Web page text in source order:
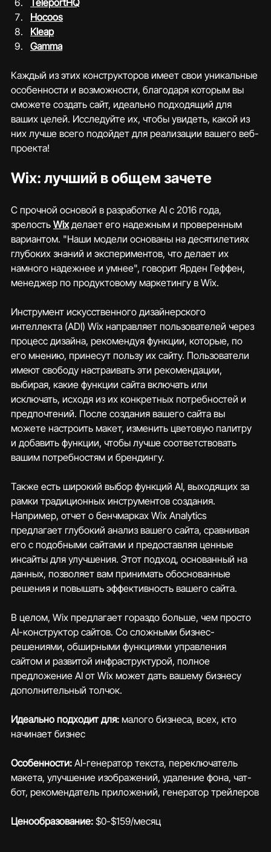
Hocoos
Kleap
Gamma
Каждый из этих конструкторов имеет свои уникальные
особенности и возможности, благодаря которым вы
сможете создать сайт, идеально подходящий для
ваших целей. Исследуйте их, чтобы увидеть, какой из
них лучше всего подойдет для реализации вашего веб-
проекта!
Wix: лучший в общем зачете
С прочной основой в разработке AI с 2016 года,
зрелость Wix делает его надежным и проверенным
вариантом. "Наши модели основаны на десятилетиях
глубоких знаний и экспериментов, что делает их
намного надежнее и умнее", говорит Ярден Геффен,
менеджер по продуктовому маркетингу в Wix.
Инструмент искусственного дизайнерского
интеллекта (ADI) Wix направляет пользователей через
процесс дизайна, рекомендуя функции, которые, по
его мнению, принесут пользу их сайту. Пользователи
имеют свободу настраивать эти рекомендации,
выбирая, какие функции сайта включать или
исключать, исходя из их конкретных потребностей и
предпочтений. После создания вашего сайта вы
можете настроить макет, изменить цветовую палитру
и добавить функции, чтобы лучше соответствовать
вашим потребностям и брендингу.
Также есть широкий выбор функций AI, выходящих за
рамки традиционных инструментов создания.
Например, отчет о бенчмарках Wix Analytics
предлагает глубокий анализ вашего сайта, сравнивая
его с подобными сайтами и предоставляя ценные
инсайты для улучшения. Этот подход, основанный на
данных, позволяет вам принимать обоснованные
решения и повышать эффективность вашего сайта.
В целом, Wix предлагает гораздо больше, чем просто
AI-конструктор сайтов. Со сложными бизнес-
решениями, обширными функциями управления
сайтом и развитой инфраструктурой, полное
предложение AI от Wix может дать вашему бизнесу
дополнительный толчок.
Идеально подходит для: малого бизнеса, всех, кто
начинает бизнес
Особенности: AI-генератор текста, переключатель
макета, улучшение изображений, удаление фона, чат-
бот, рекомендатель приложений, генератор трейлеров
Ценообразование: $0-$159/месяц